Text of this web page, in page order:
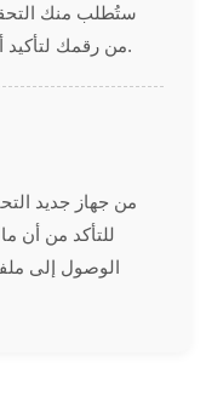
من رقمك لتأكيد أنك لست روبوتًا، مما يثبت هويتك كمالك.
للتأكد من أن
الوصول إلى